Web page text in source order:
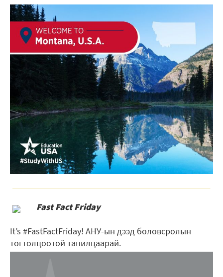
Fast Fact Friday
It’s #FastFactFriday! АНУ-ын дээд боловсролын
тогтолцоотой танилцаарай.